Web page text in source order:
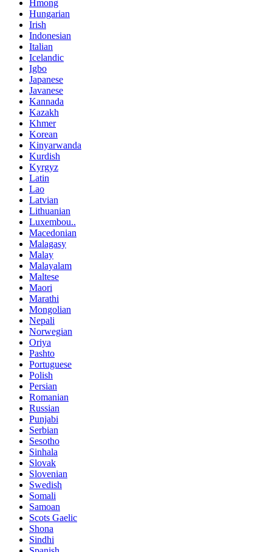
Hmong
Hungarian
Irish
Indonesian
Italian
Icelandic
Igbo
Japanese
Javanese
Kannada
Kazakh
Khmer
Korean
Kinyarwanda
Kurdish
Kyrgyz
Latin
Lao
Latvian
Lithuanian
Luxembou..
Macedonian
Malagasy
Malay
Malayalam
Maltese
Maori
Marathi
Mongolian
Nepali
Norwegian
Oriya
Pashto
Portuguese
Polish
Persian
Romanian
Russian
Punjabi
Serbian
Sesotho
Sinhala
Slovak
Slovenian
Swedish
Somali
Samoan
Scots Gaelic
Shona
Sindhi